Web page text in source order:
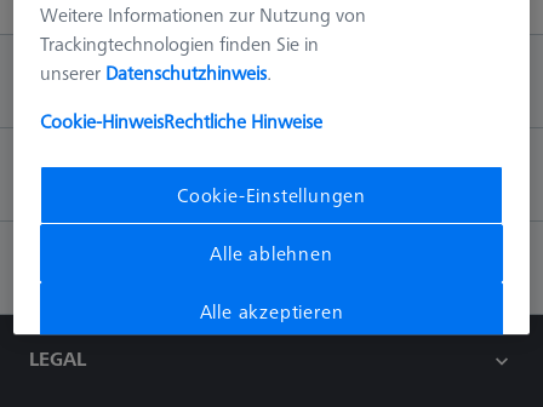
INFORMATION
KONTAKT
LEGAL
Weitere Informationen zur Nutzung von
Trackingtechnologien finden Sie in
unserer Datenschutzhinweis.
Cookie-HinweisRechtliche Hinweise
Cookie-Einstellungen
Alle ablehnen
Alle akzeptieren